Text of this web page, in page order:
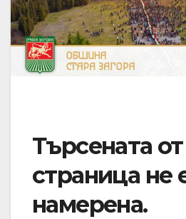
Търсената
страница не
намерена.